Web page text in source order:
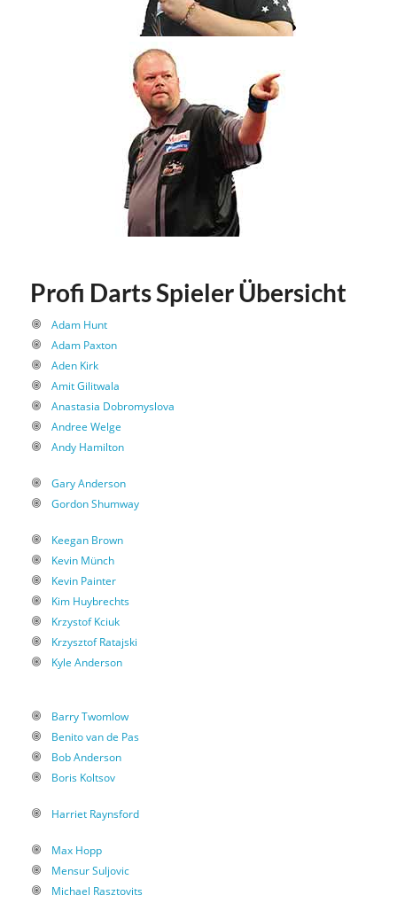
Profi Darts Spieler Übersicht
Adam Hunt
Adam Paxton
Aden Kirk
Amit Gilitwala
Anastasia Dobromyslova
Andree Welge
Andy Hamilton
Gary Anderson
Gordon Shumway
Keegan Brown
Kevin Münch
Kevin Painter
Kim Huybrechts
Krzystof Kciuk
Krzysztof Ratajski
Kyle Anderson
Barry Twomlow
Benito van de Pas
Bob Anderson
Boris Koltsov
Harriet Raynsford
Max Hopp
Mensur Suljovic
Michael Rasztovits